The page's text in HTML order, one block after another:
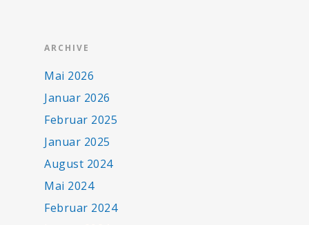
ARCHIVE
Mai 2026
Januar 2026
Februar 2025
Januar 2025
August 2024
Mai 2024
Februar 2024